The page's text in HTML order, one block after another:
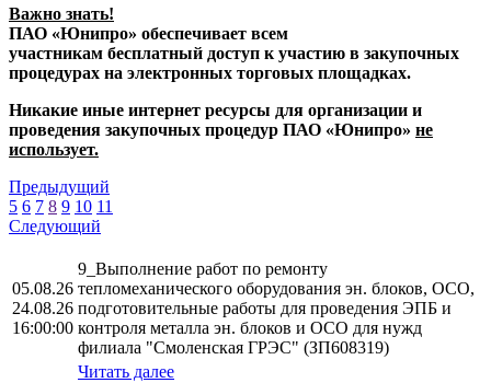
Важно знать!
ПАО «Юнипро» обеспечивает всем
участникам бесплатный доступ к участию в закупочных
процедурах на электронных торговых площадках.
Никакие иные интернет ресурсы для организации и
проведения закупочных процедур ПАО «Юнипро» не
использует.
Предыдущий
5 6 7 8 9 10 11
Следующий
05.08.26
24.08.26
16:00:00
9_Выполнение работ по ремонту
тепломеханического оборудования эн. блоков, ОСО,
подготовительные работы для проведения ЭПБ и
контроля металла эн. блоков и ОСО для нужд
филиала "Смоленская ГРЭС" (ЗП608319)
Читать далее